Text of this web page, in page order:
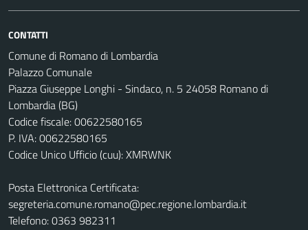
CONTATTI
Comune di Romano di Lombardia
Palazzo Comunale
Piazza Giuseppe Longhi - Sindaco, n. 5 24058 Romano di
Lombardia (BG)
Codice fiscale: 00622580165
P. IVA: 00622580165
Codice Unico Ufficio (cuu): XMRWNK
Posta Elettronica Certificata:
segreteria.comune.romano@pec.regione.lombardia.it
Telefono: 0363 982311